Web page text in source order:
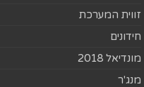
זווית המערכת
חידונים
מונדיאל 2018
מנג'ר